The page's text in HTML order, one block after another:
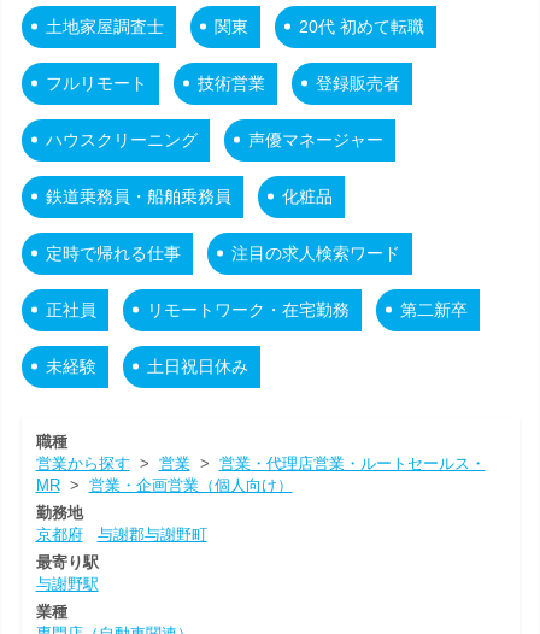
土地家屋調査士 関東 20代 初めて転職
フルリモート 技術営業 登録販売者
ハウスクリーニング 声優マネージャー
鉄道乗務員・船舶乗務員 化粧品
定時で帰れる仕事 注目の求人検索ワード
正社員 リモートワーク・在宅勤務 第二新卒
未経験 土日祝日休み
職種
営業から探す > 営業> 営業・代理店営業・ルートセールス・
MR> 営業・企画営業（個人向け）
勤務地
京都府
与謝郡与謝野町
最寄り駅
与謝野駅
業種